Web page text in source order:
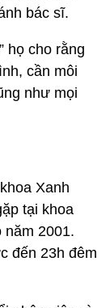
bác sĩ.
họ cho rằng
cần môi
như mọi
Xanh
tại khoa
năm 2001.
đến 23h đêm